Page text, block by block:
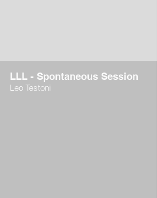
LLL - Spontaneous Session
Leo Testoni